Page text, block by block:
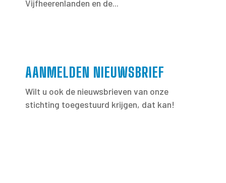
Vijfheerenlanden en de...
AANMELDEN NIEUWSBRIEF
Wilt u ook de nieuwsbrieven van onze
stichting toegestuurd krijgen, dat kan!